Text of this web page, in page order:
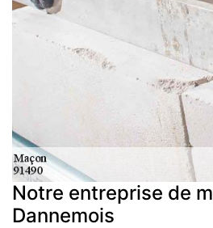
Notre entreprise de
Dannemois